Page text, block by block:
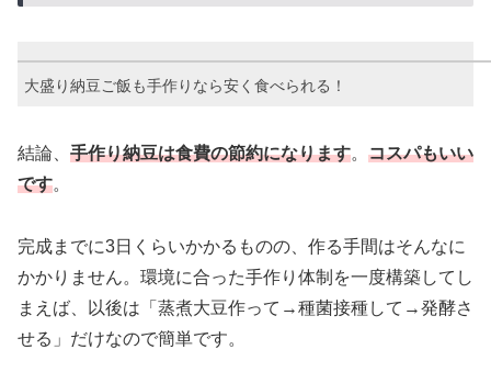
大盛り納豆ご飯も手作りなら安く食べられる！
結論、 手作り納豆は食費の節約になります。 コスパもいい
です。
完成までに3日くらいかかるものの、作る手間はそんなに
かかりません。環境に合った手作り体制を一度構築してし
まえば、以後は「蒸煮大豆作って→種菌接種して→発酵さ
せる」だけなので簡単です。